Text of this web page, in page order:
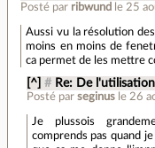
Posté par ribwund le 25
Aussi vu la résolution
moins en moins de
ca permet de les mettre
[^] # Re: De
Posté par seginus le 26
Je plussois
comprends pas quand